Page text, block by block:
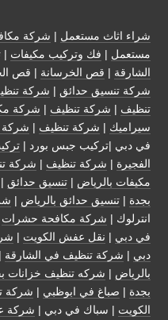
شراء اثاث مستعمل | شركة
مستعمل | فك وتركيب مكيفات |
الشارقة | قص الخرسانة | قص
شركة تنسيق حدائق | شركة
تنظيف | شركة تنظيف | شركة
سيراميك | شركة تنظيف | شركة
في دبي |تركيب جبس بورد |
الفجيرة | شركة تنظيف | شركة
مكيفات بالرياض | تنسيق حدائق |
بجدة | تنسيق حدائق بالرياض |
انترلوك | شركة مكافحة حشرات
في دبي | نقل عفش الكويت |
دبي | شركة تنظيف في الشارقة |
بالرياض | شركه تنظيف خزانات
بجدة | صباغ في ابوظبي | شركة
الكويت | سباك في دبي | شركة